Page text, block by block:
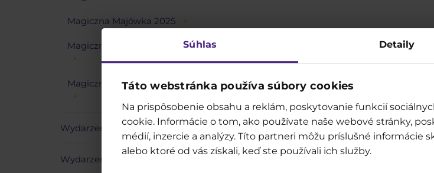
Súhlas Detaily
Táto webstránka používa súbory cookies
Na prispôsobenie obsahu a reklám, poskytovanie funkcií
cookie. Informácie o tom, ako používate naše webové stránky,
médií, inzercie a analýzy. Títo partneri môžu príslušné
alebo ktoré od vás získali, keď ste používali ich služby.
Magiczna Majówka 2025
Magiczna Wielkanoc 2025
Magiczne Walentynki 2025
Wydarzenia 2024
Wydarzenia 2023